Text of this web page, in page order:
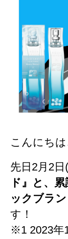
こんにちは
先日2月2
ド』と、
ックブラ
す！
※1 2023年